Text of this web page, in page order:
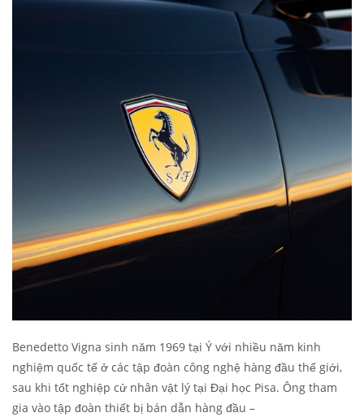
Benedetto Vigna sinh năm 1969 tại Ý với nhiều năm kinh
nghiệm quốc tế ở các tập đoàn công nghệ hàng đầu thế giới,
sau khi tốt nghiệp cử nhân vật lý tại Đại học Pisa. Ông tham
gia vào tập đoàn thiết bị bán dẫn hàng đầu –